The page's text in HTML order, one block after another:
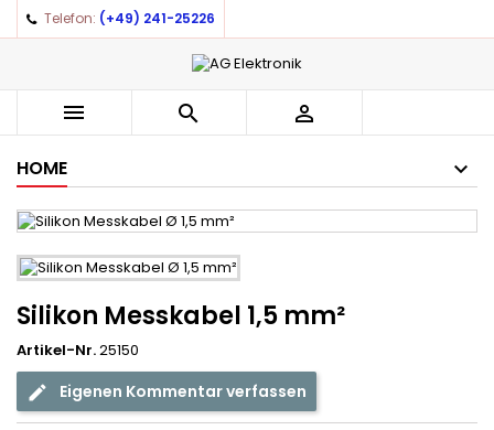
Telefon: (+49) 241-25226
  
HOME
Silikon Messkabel 1,5 mm²
Artikel-Nr.25150
Eigenen Kommentar verfassen
Auf meine Wunschliste ×
add_circle_outlineCreate new list
((title)) ×
((label))
((cancelText)) ((createText))
Anmelden ×
You need to be logged in to save products in your
wishlist.
((cancelText)) ((loginText))